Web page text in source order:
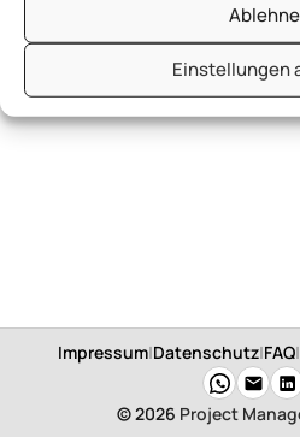
Einstellungen
Impressum|Datenschutz|FAQ|
© 2026 Project